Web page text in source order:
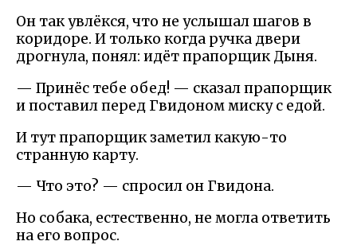
Он так увлёкся, что не услышал шагов в
коридоре. И только когда ручка двери
дрогнула, понял: идёт прапорщик Дыня.
— Принёс тебе обед! — сказал прапорщик
и поставил перед Гвидоном миску с едой.
И тут прапорщик заметил какую-то
странную карту.
— Что это? — спросил он Гвидона.
Но собака, естественно, не могла ответить
на его вопрос.